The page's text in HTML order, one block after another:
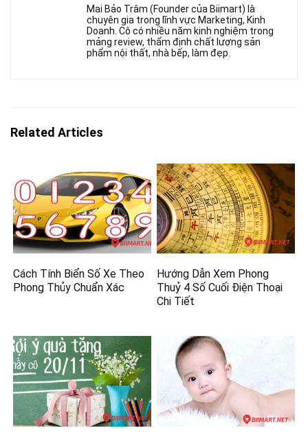
Mai Bảo Trâm (Founder của Biimart) là
chuyên gia trong lĩnh vực Marketing, Kinh
Doanh. Cô có nhiều năm kinh nghiệm trong
mảng review, thẩm định chất lượng sản
phẩm nội thất, nhà bếp, làm đẹp.
Related Articles
Cách Tính Biển Số Xe Theo
Phong Thủy Chuẩn Xác
Hướng Dẫn Xem Phong
Thuỷ 4 Số Cuối Điện Thoại
Chi Tiết